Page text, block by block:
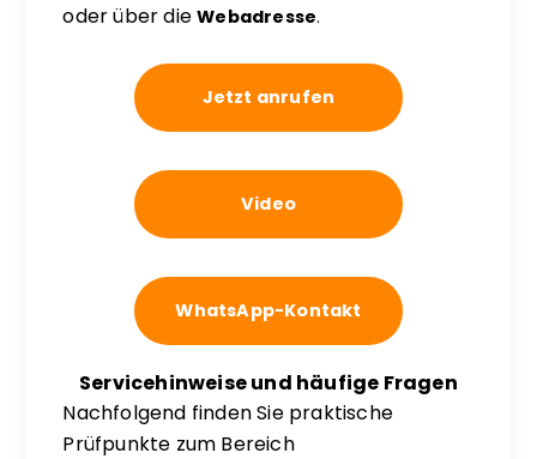
oder über dieWebadresse.
Jetzt anrufen
Video
WhatsApp-Kontakt
Servicehinweise und häufige Fragen
Nachfolgend finden Sie praktische
Prüfpunkte zum Bereich